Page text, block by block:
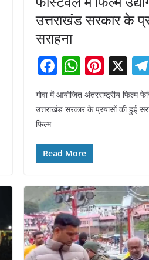
उत्तराखंड सरकार के
सराहना
F
a
c
b
o
k
W
h
at
A
p
Pi
nt
er
X
गोवा में आयोजित अंतरराष्ट्रीय फिल्म
उत्तराखंड सरकार के प्रयासों की हुई
फिल्म
Read More